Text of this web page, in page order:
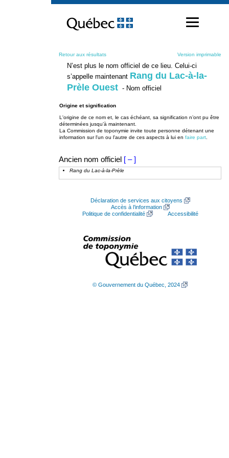
contenu
Retour aux résultats Version imprimable
N’est plus le nom officiel de ce lieu. Celui-ci
s’appelle maintenant Rang du Lac-à-la-
Prèle Ouest - Nom officiel
Origine et signification
L'origine de ce nom et, le cas échéant, sa signification n’ont pu être
déterminées jusqu’à maintenant.
La Commission de toponymie invite toute personne détenant une
information sur l'un ou l'autre de ces aspects à lui en faire part
Ancien nom officiel [ – ]
Rang du Lac-à-la-Prèle
Déclaration de services aux citoyens
Accès à l’information
Politique de confidentialité
Accessibilité
© Gouvernement du Québec, 2024